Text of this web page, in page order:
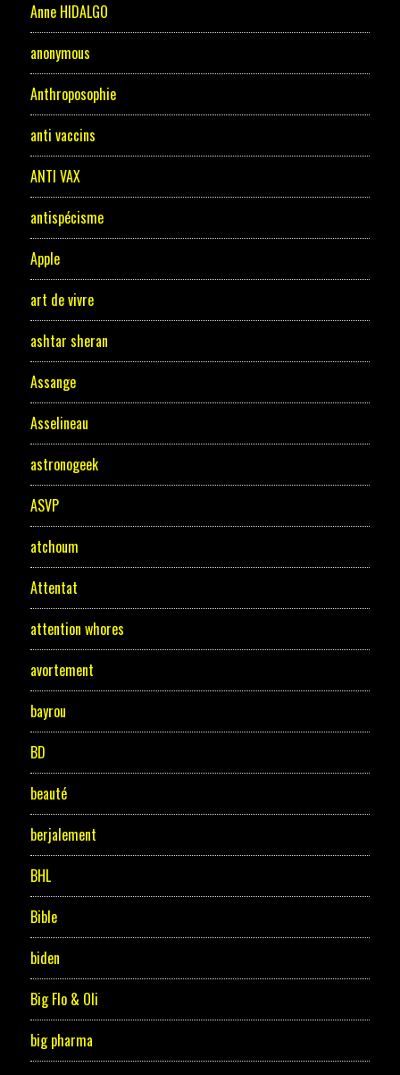
Anne HIDALGO
anonymous
Anthroposophie
anti vaccins
ANTI VAX
antispécisme
Apple
art de vivre
ashtar sheran
Assange
Asselineau
astronogeek
ASVP
atchoum
Attentat
attention whores
avortement
bayrou
BD
beauté
berjalement
BHL
Bible
biden
Big Flo & Oli
big pharma